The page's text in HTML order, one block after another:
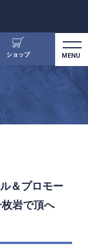
ショップ
＆プロモー
枚岩で頂へ